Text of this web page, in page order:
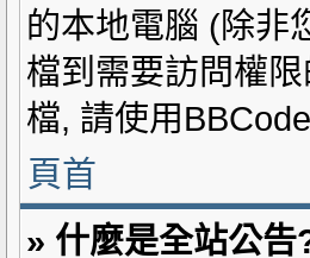
的本地電腦 (除非
檔到需要訪問權
檔, 請使用
頁首
» 什麼是全站公告